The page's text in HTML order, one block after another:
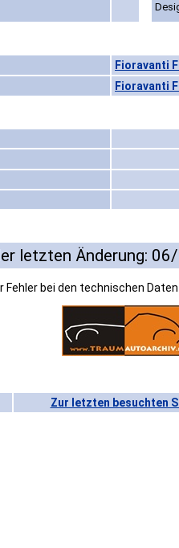
Fioravanti
Fioravanti
letzten Änderung:
Fehler bei den technischen
Zur letzten besuchten